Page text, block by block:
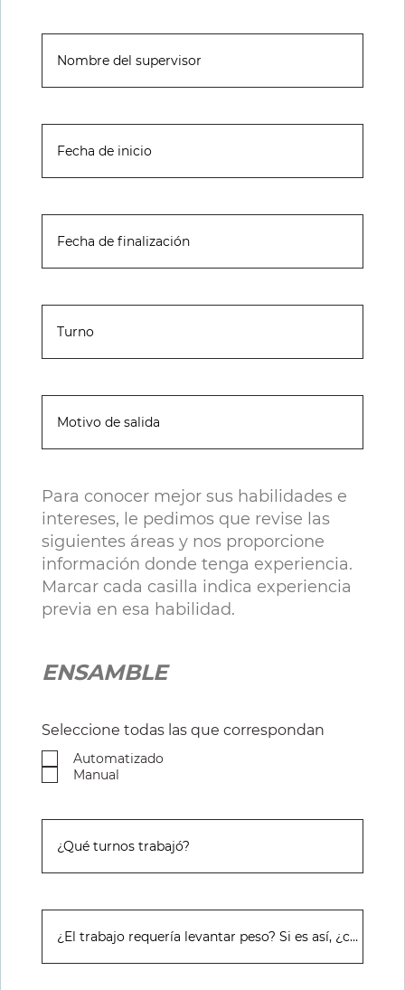
Para conocer mejor sus habilidades e
intereses, le pedimos que revise las
siguientes áreas y nos proporcione
información donde tenga experiencia.
Marcar cada casilla indica experiencia
previa en esa habilidad.
ENSAMBLE
Seleccione todas las que correspondan
Automatizado
Manual